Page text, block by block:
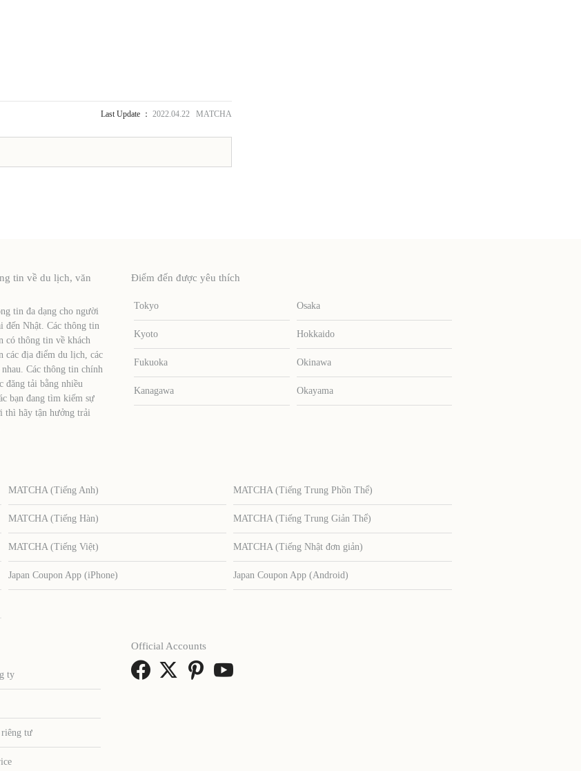
Last Update ： 2022.04.22 MATCHA
tin về du lịch, văn
tin đa dạng cho người
đến Nhật. Các thông tin
có thông tin về khách
các địa điểm du lịch, các
Các thông tin chính
đăng tải bằng nhiều
bạn đang tìm kiếm sự
thì hãy tận hưởng trải
Điểm đến được yêu thích
Tokyo Osaka
Kyoto Hokkaido
Fukuoka Okinawa
Kanagawa Okayama
MATCHA (Tiếng Anh) MATCHA (Tiếng Trung Phồn Thể)
MATCHA (Tiếng Hàn) MATCHA (Tiếng Trung Giản Thể)
MATCHA (Tiếng Việt) MATCHA (Tiếng Nhật đơn giản)
Japan Coupon App (iPhone) Japan Coupon App (Android)
ty
riêng tư
Official Accounts